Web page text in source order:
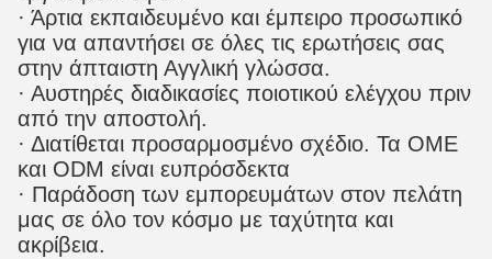
· Άρτια εκπαιδευμένο και έμπειρο προσωπικό
για να απαντήσει σε όλες τις ερωτήσεις σας
στην άπταιστη Αγγλική γλώσσα.
· Αυστηρές διαδικασίες ποιοτικού ελέγχου πριν
από την αποστολή.
· Διατίθεται προσαρμοσμένο σχέδιο. Τα OME
και ODM είναι ευπρόσδεκτα
· Παράδοση των εμπορευμάτων στον πελάτη
μας σε όλο τον κόσμο με ταχύτητα και
ακρίβεια.